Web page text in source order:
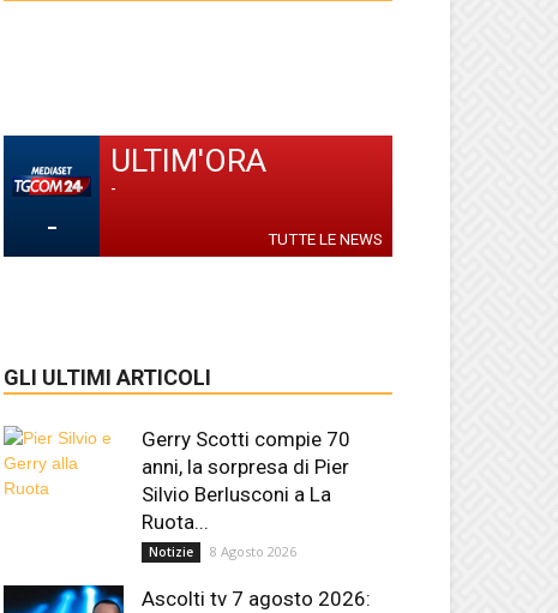
-
ULTIM'ORA
-
TUTTE LE NEWS
GLI ULTIMI ARTICOLI
Gerry Scotti compie 70
anni, la sorpresa di Pier
Silvio Berlusconi a La
Ruota...
Notizie 8 Agosto 2026
Ascolti tv 7 agosto 2026: